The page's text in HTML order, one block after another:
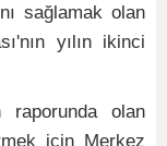
sağlamak olan
yılın ikinci
raporunda olan
için Merkez